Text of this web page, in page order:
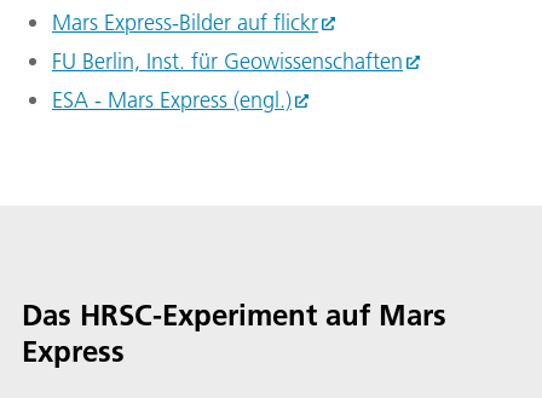
Mars Ex­press-Bil­der auf flickr
FU Ber­lin, Inst. für Geo­wis­sen­schaf­ten
ESA - Mars Ex­press (engl.)
Das HRSC-Experiment auf Mars
Express